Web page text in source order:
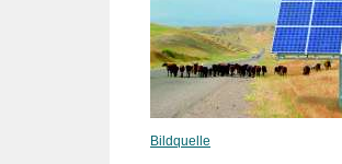
Bildquelle